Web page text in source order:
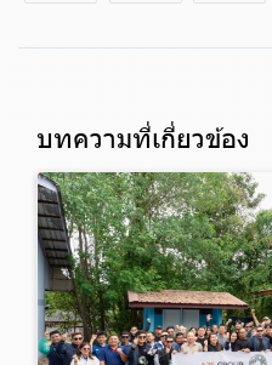
บทความที่เกี่ยวข้อง